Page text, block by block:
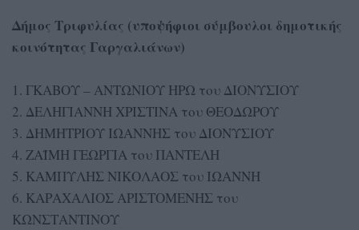
Δήμος Τριφυλίας (υποψήφιοι σύμβουλοι δημοτικής
κοινότητας Γαργαλιάνων)
1. ΓΚΑΒΟΥ – ΑΝΤΩΝΙΟΥ ΗΡΩ του ΔΙΟΝΥΣΙΟΥ
2. ΔΕΛΗΓΙΑΝΝΗ ΧΡΙΣΤΙΝΑ του ΘΕΟΔΩΡΟΥ
3. ΔΗΜΗΤΡΙΟΥ ΙΩΑΝΝΗΣ του ΔΙΟΝΥΣΙΟΥ
4. ΖΑΪΜΗ ΓΕΩΡΓΙΑ του ΠΑΝΤΕΛΗ
5. ΚΑΜΠΥΛΗΣ ΝΙΚΟΛΑΟΣ του ΙΩΑΝΝΗ
6. ΚΑΡΑΧΑΛΙΟΣ ΑΡΙΣΤΟΜΕΝΗΣ του
ΚΩΝΣΤΑΝΤΙΝΟΥ